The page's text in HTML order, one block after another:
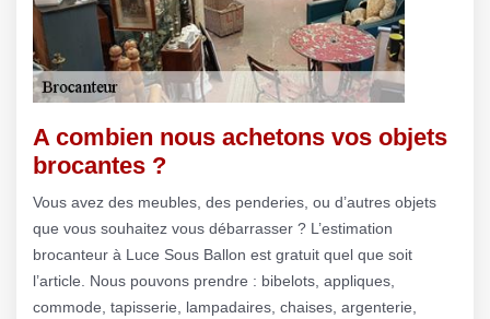
A combien nous achetons vos objets
brocantes ?
Vous avez des meubles, des penderies, ou d’autres objets
que vous souhaitez vous débarrasser ? L’estimation
brocanteur à Luce Sous Ballon est gratuit quel que soit
l’article. Nous pouvons prendre : bibelots, appliques,
commode, tapisserie, lampadaires, chaises, argenterie,